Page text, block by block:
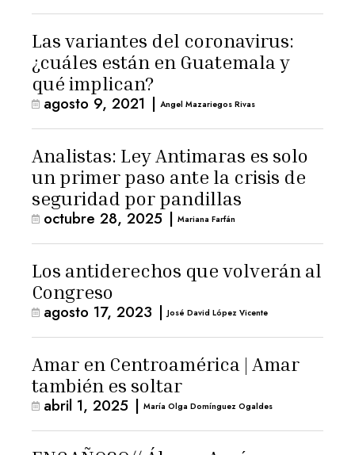
Las variantes del coronavirus:
¿cuáles están en Guatemala y
qué implican?
agosto 9, 2021 | Angel Mazariegos Rivas
Analistas: Ley Antimaras es solo
un primer paso ante la crisis de
seguridad por pandillas
octubre 28, 2025 | Mariana Farfán
Los antiderechos que volverán al
Congreso
agosto 17, 2023 | José David López Vicente
Amar en Centroamérica | Amar
también es soltar
abril 1, 2025 | María Olga Domínguez Ogaldes